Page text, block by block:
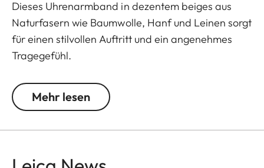
Dieses Uhrenarmband in dezentem beiges aus
Naturfasern wie Baumwolle, Hanf und Leinen sorgt
für einen stilvollen Auftritt und ein angenehmes
Tragegefühl.
S: 105 x 65 mm (small - 166 bis 196 mm
Handgelenkumfang)
Mehr lesen